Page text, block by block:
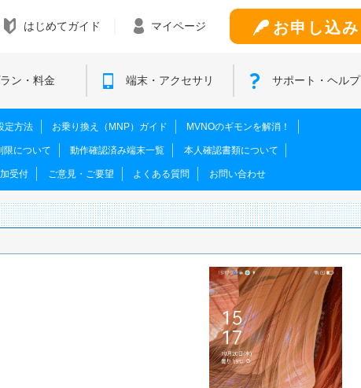
はじめてガイド マイページ お申し込み
ン・料金 端末・アクセサリ サポート・ヘルプ
定方法 お乗り換え（MNP）ガイド MVNOのギモンを解消！
限について 動作確認済み端末一覧 本人確認書類について
受付 ご意見・ご要望 よくある質問 お問い合わせ